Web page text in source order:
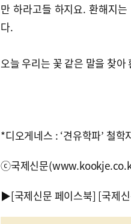
만 하라고들 하지요. 환해지
다.
오늘 우리는 꽃 같은 말을 찾
*디오게네스 : ‘견유학파’ 철
ⓒ국제신문
▶[국제신문 페이스북] [국제